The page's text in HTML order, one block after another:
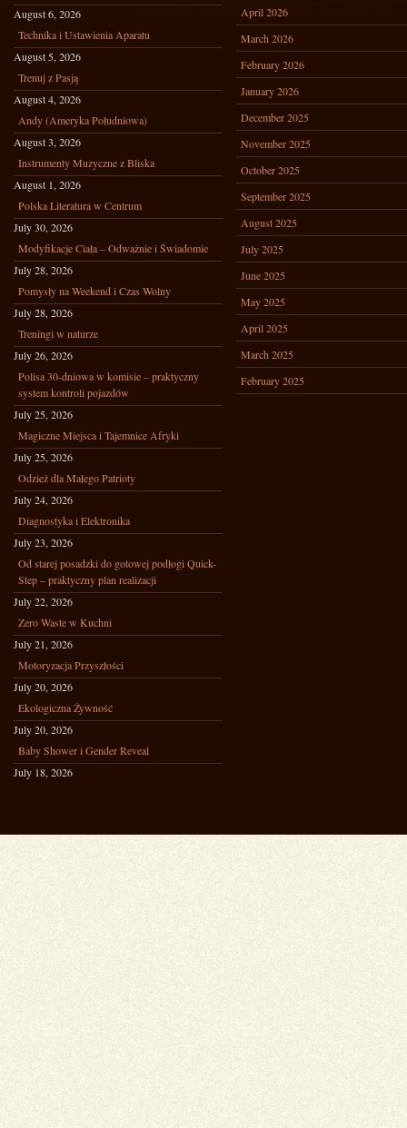
August 6, 2026
Technika i Ustawienia Aparatu
August 5, 2026
Trenuj z Pasją
August 4, 2026
Andy (Ameryka Południowa)
August 3, 2026
Instrumenty Muzyczne z Bliska
August 1, 2026
Polska Literatura w Centrum
July 30, 2026
Modyfikacje Ciała – Odważnie i Świadomie
July 28, 2026
Pomysły na Weekend i Czas Wolny
July 28, 2026
Treningi w naturze
July 26, 2026
Polisa 30-dniowa w komisie – praktyczny
system kontroli pojazdów
July 25, 2026
Magiczne Miejsca i Tajemnice Afryki
July 25, 2026
Odzież dla Małego Patrioty
July 24, 2026
Diagnostyka i Elektronika
July 23, 2026
Od starej posadzki do gotowej podłogi Quick-
Step – praktyczny plan realizacji
July 22, 2026
Zero Waste w Kuchni
July 21, 2026
Motoryzacja Przyszłości
July 20, 2026
Ekologiczna Żywność
July 20, 2026
Baby Shower i Gender Reveal
July 18, 2026
April 2026
March 2026
February 2026
January 2026
December 2025
November 2025
October 2025
September 2025
August 2025
July 2025
June 2025
May 2025
April 2025
March 2025
February 2025